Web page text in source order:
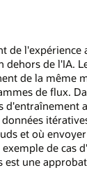
de l'expérience
dehors de l'IA.
de la même
de flux.
d'entraînement
et où
de cas
est une